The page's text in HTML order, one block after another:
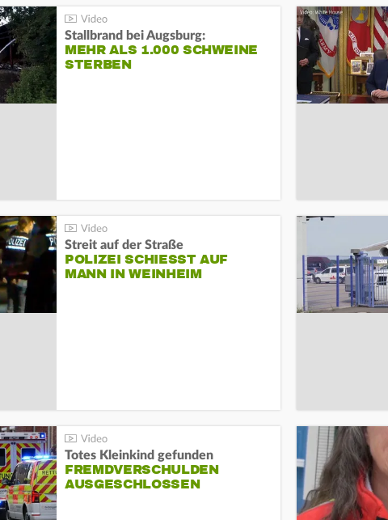
Stallbrand bei Augsburg:
MEHR ALS 1.000 SCHWEINE
STERBEN
Streit auf der Straße
POLIZEI SCHIESST AUF M
ANN IN WEINHEIM
Totes Kleinkind gefunden
FREMDVERSCHULDEN
AUSGESCHLOSSEN